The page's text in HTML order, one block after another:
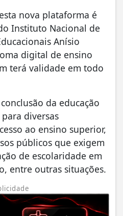
nova plataforma é
Instituto Nacional de
Anísio
digital de ensino
terá validade em todo
da educação
diversas
ao ensino superior,
públicos que exigem
de escolaridade em
entre outras situações.